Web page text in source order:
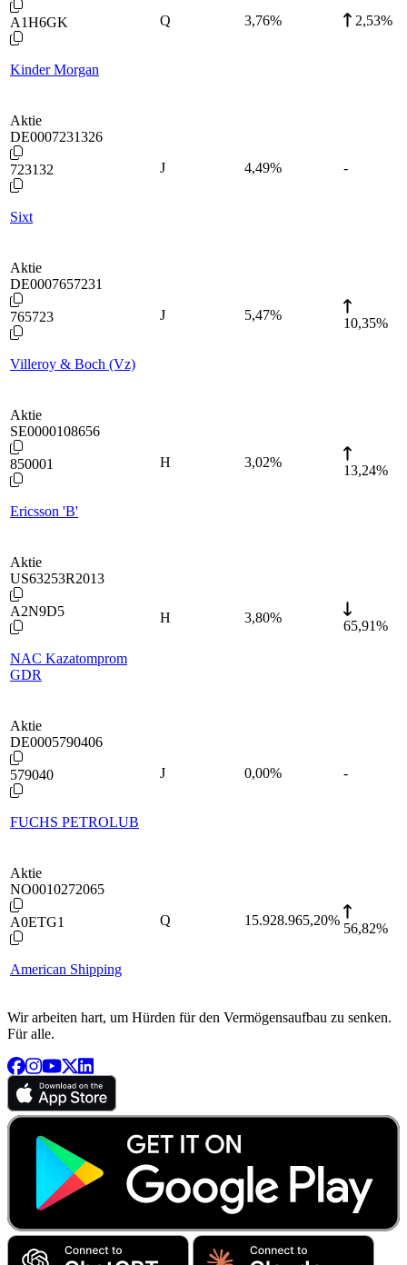
A1H6GK
Kinder Morgan
Q 3,76% 2,53%
Aktie
DE0007231326
723132
Sixt
J 4,49% -
Aktie
DE0007657231
765723
Villeroy & Boch (Vz)
J 5,47%
10,35%
Aktie
SE0000108656
850001
Ericsson 'B'
H 3,02%
13,24%
Aktie
US63253R2013
A2N9D5
NAC Kazatomprom
GDR
H 3,80%
65,91%
Aktie
DE0005790406
579040
FUCHS PETROLUB
J 0,00% -
Aktie
NO0010272065
A0ETG1
American Shipping
Q 15.928.965,20%
56,82%
Wir arbeiten hart, um Hürden für den Vermögensaufbau zu senken.
Für alle.